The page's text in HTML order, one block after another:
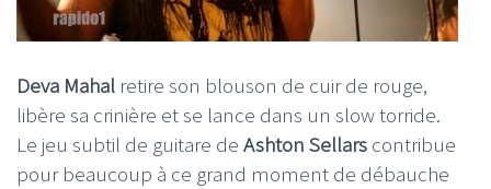
Deva Mahal retire son blouson de cuir de rouge,
libère sa crinière et se lance dans un slow torride.
Le jeu subtil de guitare de Ashton Sellars contribue
pour beaucoup à ce grand moment de débauche